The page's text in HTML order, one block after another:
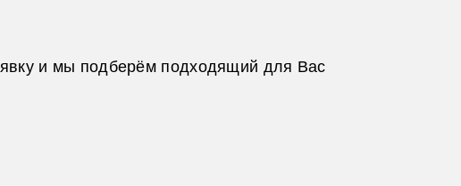
и мы подберём подходящий для Вас